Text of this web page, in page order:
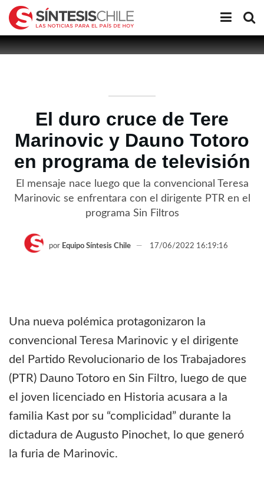
El duro cruce de Tere
Marinovic y Dauno Totoro
en programa de televisión
El mensaje nace luego que la convencional Teresa
Marinovic se enfrentara con el dirigente PTR en el
programa Sin Filtros
por Equipo Síntesis Chile 17/06/2022 16:19:16
Una nueva polémica protagonizaron la
convencional Teresa Marinovic y el dirigente
del Partido Revolucionario de los Trabajadores
(PTR) Dauno Totoro en Sin Filtro, luego de que
el joven licenciado en Historia acusara a la
familia Kast por su “complicidad” durante la
dictadura de Augusto Pinochet, lo que generó
la furia de Marinovic.